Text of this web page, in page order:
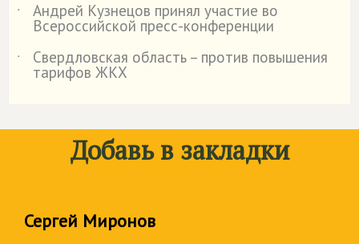
˙
Андрей Кузнецов принял участие во
Всероссийской пресс-конференции
˙
Свердловская область – против повышения
тарифов ЖКХ
Добавь в закладки
Сергей Миронов